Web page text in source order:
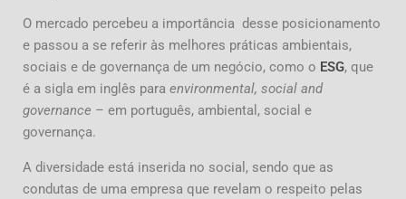
O mercado percebeu a importância desse posicionamento
e passou a se referir às melhores práticas ambientais,
sociais e de governança de um negócio, como o ESG, que
é a sigla em inglês para environmental, social and
governance – em português, ambiental, social e
governança.
A diversidade está inserida no social, sendo que as
condutas de uma empresa que revelam o respeito pelas